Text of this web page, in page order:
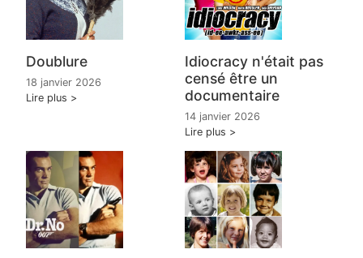
Doublure
18 janvier 2026
Lire plus
Idiocracy n'était pas
censé être un
documentaire
14 janvier 2026
Lire plus